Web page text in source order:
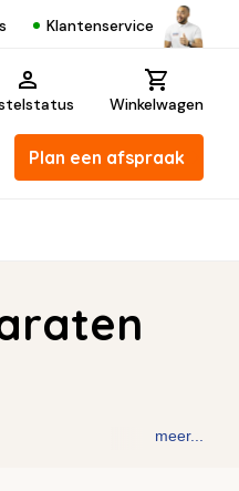
Klantenservice
Winkelwagen
Plan een afspraak
meer...